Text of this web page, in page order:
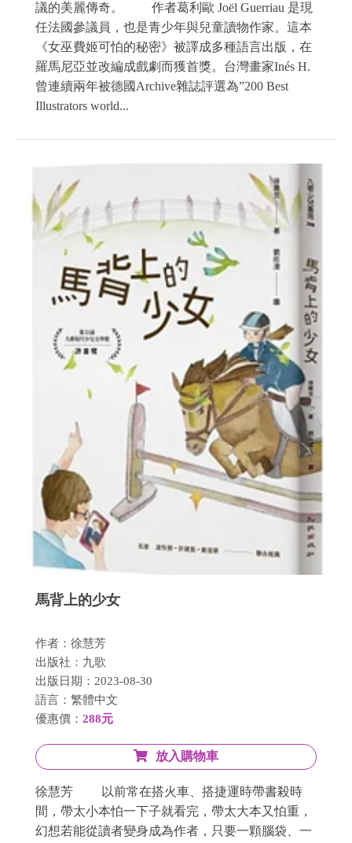
議的美麗傳奇。 作者葛利歐 Joël Guerriau 是現
任法國參議員，也是青少年與兒童讀物作家。這本
《女巫費姬可怕的秘密》被譯成多種語言出版，在
羅馬尼亞並改編成戲劇而獲首獎。台灣畫家Inés H.
曾連續兩年被德國Archive雜誌評選為”200 Best
Illustrators world...
馬背上的少女
作者：徐慧芳
出版社：九歌
出版日期：2023-08-30
語言：繁體中文
優惠價： 288元
放入購物車
徐慧芳 以前常在搭火車、搭捷運時帶書殺時
間，帶太小本怕一下子就看完，帶太大本又怕重，
幻想若能從讀者變身成為作者，只要一顆腦袋、一